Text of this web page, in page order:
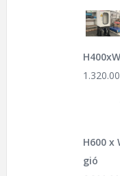
H600 x
gió